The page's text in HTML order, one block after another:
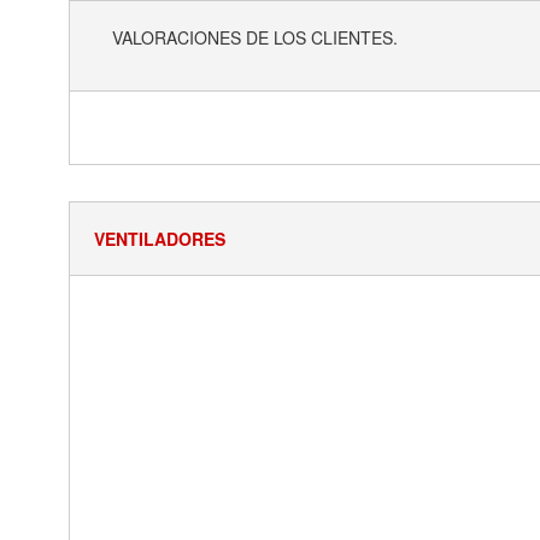
VALORACIONES DE LOS CLIENTES.
VENTILADORES